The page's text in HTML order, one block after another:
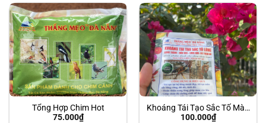
Tổng Hợp Chim Hot
75.000₫
Khoáng Tái Tạo Sắc Tố Màu
Lông
100.000₫